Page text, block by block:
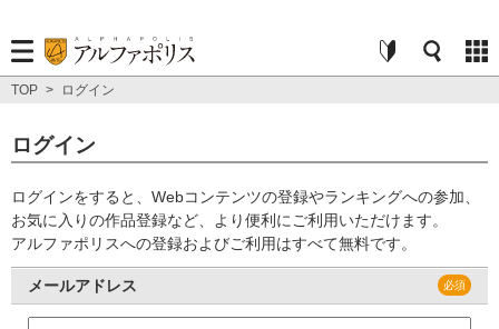
TOP > ログイン
ログイン
ログインをすると、Webコンテンツの登録やランキングへの参加、
お気に入りの作品登録など、より便利にご利用いただけます。
アルファポリスへの登録およびご利用はすべて無料です。
メールアドレス